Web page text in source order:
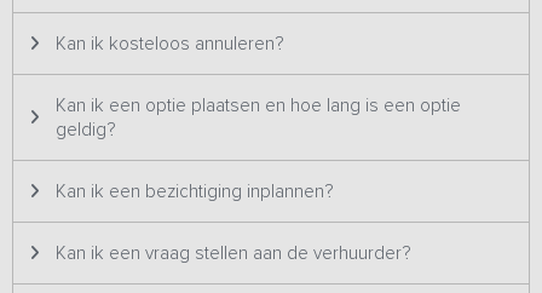
getoonde prijzen zijn t/m 36 personen. De pipowagen moet je
tijdens het boekingsproces zelf bijboeken.
geluidsinstallaties mee te nemen, in de speelschuur is een
box aanwezig.
Vind jij het leuk om met de hele groep pizza's te maken? Boek dan
het pizza arrangement erbij en ga samen met de boer pizza's
bakken in de pizza oven in de speelschuur.
Kan ik kosteloos annuleren?
Kan ik een optie plaatsen en hoe lang is een optie
geldig?
Kan ik een bezichtiging inplannen?
Kan ik een vraag stellen aan de verhuurder?